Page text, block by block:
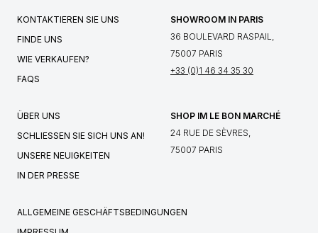
KONTAKTIEREN SIE UNS
FINDE UNS
WIE VERKAUFEN?
FAQS
SHOWROOM IN PARIS
36 BOULEVARD RASPAIL,
75007 PARIS
+33 (0)1 46 34 35 30
ÜBER UNS
SCHLIESSEN SIE SICH UNS AN!
UNSERE NEUIGKEITEN
IN DER PRESSE
SHOP IM LE BON MARCHÉ
24 RUE DE SÈVRES,
75007 PARIS
ALLGEMEINE GESCHÄFTSBEDINGUNGEN